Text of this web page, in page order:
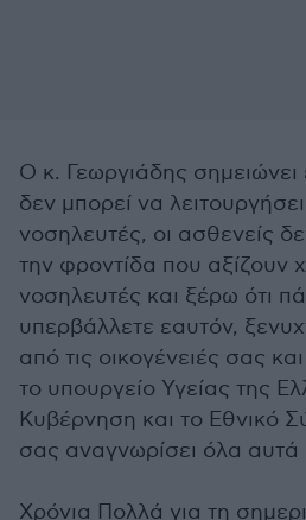
Ο κ. Γεωργιάδης σημειώνει
δεν μπορεί να
νοσηλευτές, οι ασθενείς
την φροντίδα που αξίζουν
νοσηλευτές και ξέρω ότι
υπερβάλλετε εαυτόν,
από τις οικογένειές σας
το υπουργείο Υγείας της
Κυβέρνηση και το Εθνικό
σας αναγνωρίσει όλα αυτά
Χρόνια Πολλά για τη